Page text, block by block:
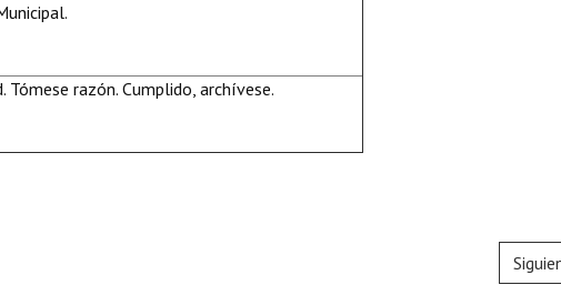
Tómese razón. Cumplido, archívese.